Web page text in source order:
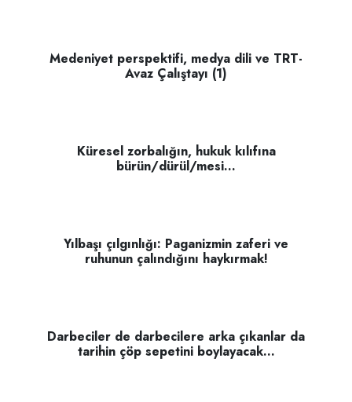
Medeniyet perspektifi, medya dili ve TRT-
Avaz Çalıştayı (1)
Küresel zorbalığın, hukuk kılıfına
bürün/dürül/mesi...
Yılbaşı çılgınlığı: Paganizmin zaferi ve
ruhunun çalındığını haykırmak!
Darbeciler de darbecilere arka çıkanlar da
tarihin çöp sepetini boylayacak...